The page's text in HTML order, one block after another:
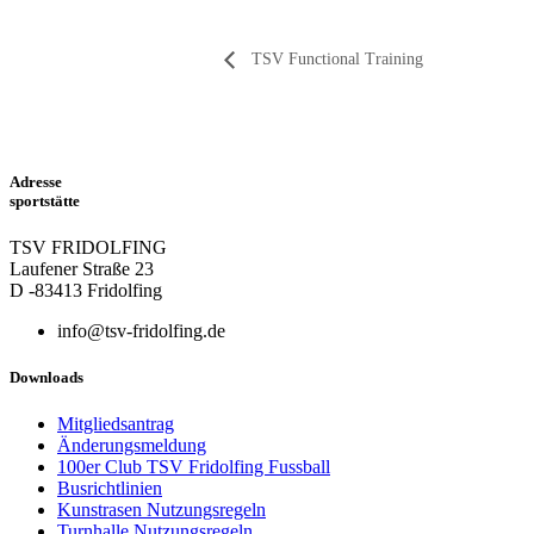
TSV Functional Training
Adresse
sportstätte
TSV FRIDOLFING
Laufener Straße 23
D -83413 Fridolfing
info@tsv-fridolfing.de
Downloads
Mitgliedsantrag
Änderungsmeldung
100er Club TSV Fridolfing Fussball
Busrichtlinien
Kunstrasen Nutzungsregeln